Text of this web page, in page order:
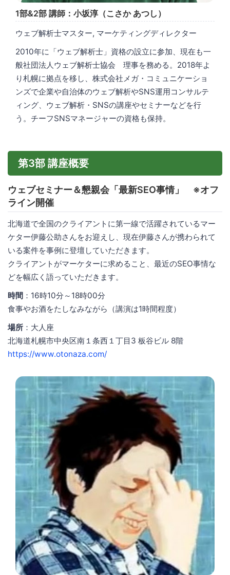
1部&2部 講師：小坂淳（こさか あつし）
ウェブ解析士マスター, マーケティングディレクター
2010年に「ウェブ解析士」資格の設立に参加、現在も一
般社団法人ウェブ解析士協会 理事を務める。2018年よ
り札幌に拠点を移し、株式会社メガ・コミュニケーショ
ンズで企業や自治体のウェブ解析やSNS運用コンサルテ
ィング、ウェブ解析・SNSの講座やセミナーなどを行
う。チーフSNSマネージャーの資格も保持。
第3部 講座概要
ウェブセミナー＆懇親会「最新SEO事情」 ※オフ
ライン開催
北海道で全国のクライアントに第一線で活躍されているマー
ケター伊藤公助さんをお迎えし、現在伊藤さんが携わられて
いる案件を事例に登壇していただきます。
クライアントがマーケターに求めること、最近のSEO事情な
どを幅広く語っていただきます。
時間 ：16時10分～18時00分
食事やお酒をたしなみながら（講演は1時間程度）
場所 ：大人座
北海道札幌市中央区南１条西１丁目3 板谷ビル 8階
https://www.otonaza.com/